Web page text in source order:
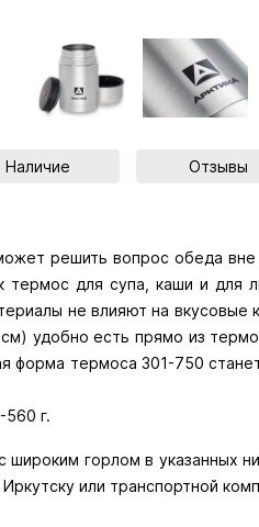
Наличие Отзывы
решить вопрос обеда
термос для супа, каши и
не влияют на вкусовые
удобно есть прямо из
форма термоса 301-750
560 г.
горлом в указанных
или транспортной